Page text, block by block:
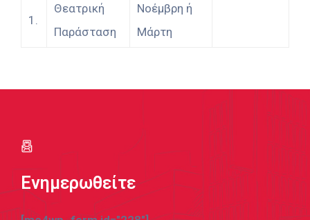
1.
Θεατρική
Παράσταση
Νοέμβρη ή
Μάρτη
Ενημερωθείτε